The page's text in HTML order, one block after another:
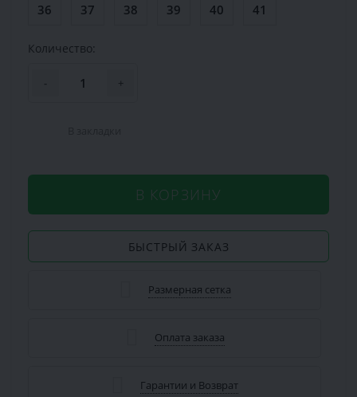
36 37 38 39 40 41
Количество:
- +
В КОРЗИНУ
БЫСТРЫЙ ЗАКАЗ
Размерная сетка
Оплата заказа
Гарантии и Возврат